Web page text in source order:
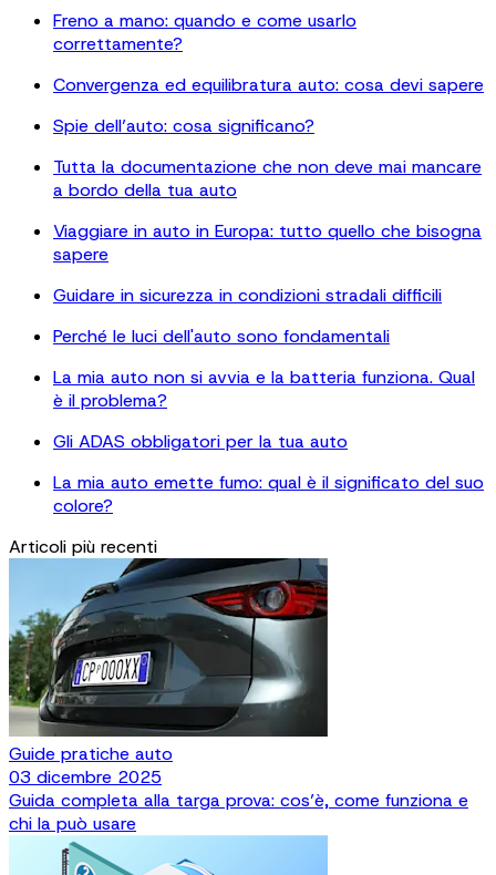
Freno a mano: quando e come usarlo
correttamente?
Convergenza ed equilibratura auto: cosa devi sapere
Spie dell’auto: cosa significano?
Tutta la documentazione che non deve mai mancare
a bordo della tua auto
Viaggiare in auto in Europa: tutto quello che bisogna
sapere
Guidare in sicurezza in condizioni stradali difficili
Perché le luci dell'auto sono fondamentali
La mia auto non si avvia e la batteria funziona. Qual
è il problema?
Gli ADAS obbligatori per la tua auto
La mia auto emette fumo: qual è il significato del suo
colore?
Articoli più recenti
Guide pratiche auto
03 dicembre 2025
Guida completa alla targa prova: cos’è, come funziona e
chi la può usare